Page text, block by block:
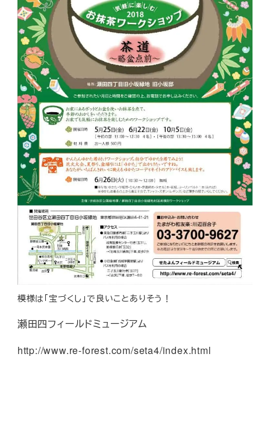
模様は「宝づくし」で良いことありそう！
瀬田四フィールドミュージアム
http://www.re-forest.com/seta4/index.html